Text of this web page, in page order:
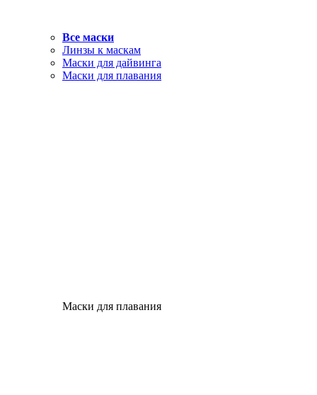
Все маски
Линзы к маскам
Маски для дайвинга
Маски для плавания
Маски для плавания